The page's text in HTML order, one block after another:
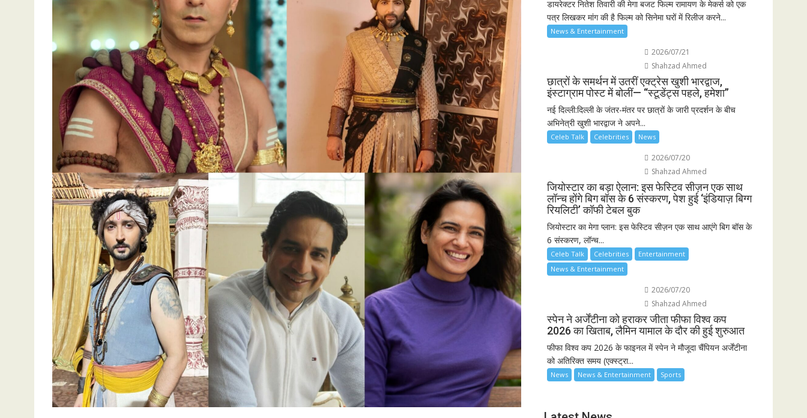
डायरेक्टर नितेश तिवारी की मेगा बजट फिल्म रामायण के मेकर्स को एक
पत्र लिखकर मांग की है फिल्म को सिनेमा घरों में रिलीज करने...
News & Entertainment
2026/07/21
Shahzad Ahmed
छात्रों के समर्थन में उतरीं एक्ट्रेस खुशी भारद्वाज,
इंस्टाग्राम पोस्ट में बोलीं— “स्टूडेंट्स पहले, हमेशा”
नई दिल्ली:दिल्ली के जंतर-मंतर पर छात्रों के जारी प्रदर्शन के बीच
अभिनेत्री खुशी भारद्वाज ने अपने...
Celeb Talk Celebrities News
2026/07/20
Shahzad Ahmed
जियोस्टार का बड़ा ऐलान: इस फेस्टिव सीज़न एक साथ
लॉन्च होंगे बिग बॉस के 6 संस्करण, पेश हुई ‘इंडियाज़ बिग्ग
रियलिटी’ कॉफी टेबल बुक
जियोस्टार का मेगा प्लान: इस फेस्टिव सीज़न एक साथ आएंगे बिग बॉस के
6 संस्करण, लॉन्च...
Celeb Talk Celebrities
Entertainment
News & Entertainment
2026/07/20
Shahzad Ahmed
स्पेन ने अर्जेंटीना को हराकर जीता फीफा विश्व कप
2026 का खिताब, लैमिन यामाल के दौर की हुई शुरुआत
फीफा विश्व कप 2026 के फाइनल में स्पेन ने मौजूदा चैंपियन अर्जेंटीना
को अतिरिक्त समय (एक्स्ट्रा...
News News & Entertainment Sports